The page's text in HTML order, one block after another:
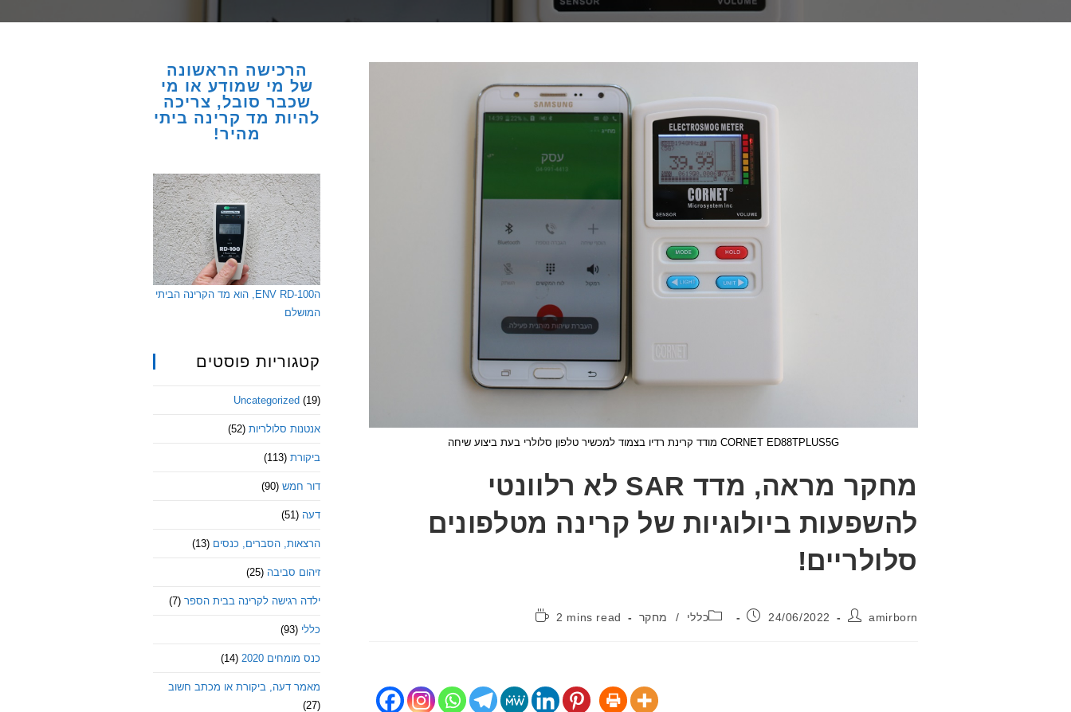
CORNET ED88TPLUS5G מודד קרינת רדיו בצמוד למכשיר טלפון סלולרי בעת ביצוע שיחה
מחקר מראה, מדד SAR לא רלוונטי
להשפעות ביולוגיות של קרינה מטלפונים
סלולריים!
מחבר:
amirborn פורסם:
24/06/2022 קטגוריה:
כללי / מחקר
זמן
2 mins read
הרכישה הראשונה
של מי שמודע או מי
שכבר סובל, צריכה
להיות מד קרינה ביתי
מהיר!
הENV RD-100, הוא מד הקרינה הביתי
המושלם
קטגוריות פוסטים
Uncategorized (19)
אנטנות סלולריות (52)
ביקורת (113)
דור חמש (90)
דעה (51)
הרצאות, הסברים, כנסים (13)
זיהום סביבה (25)
ילדה רגישה לקרינה בבית הספר (7)
כללי (93)
כנס מומחים 2020 (14)
מאמר דעה, ביקורת או מכתב חשוב
(27)